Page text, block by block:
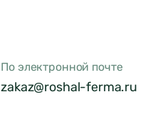
По электронной почте
zakaz@roshal-ferma.ru